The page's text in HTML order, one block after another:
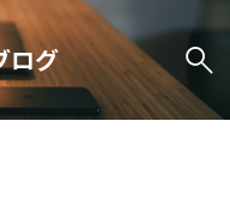
ログ